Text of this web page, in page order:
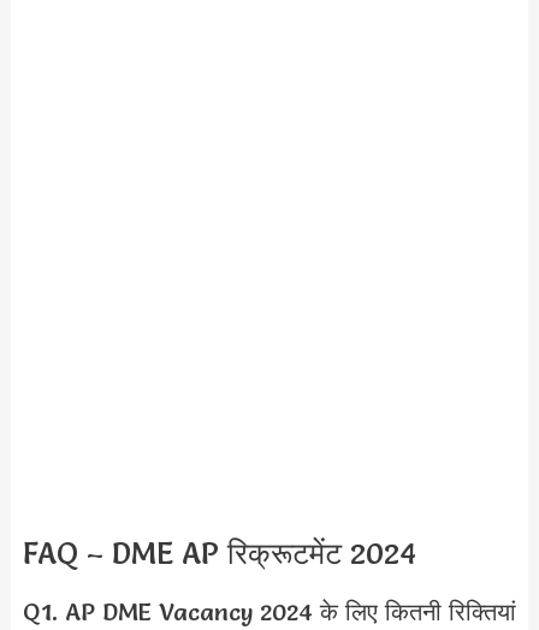
FAQ – DME AP रिक्रूटमेंट 2024
Q1. AP DME Vacancy 2024 के लिए कितनी रिक्तियां